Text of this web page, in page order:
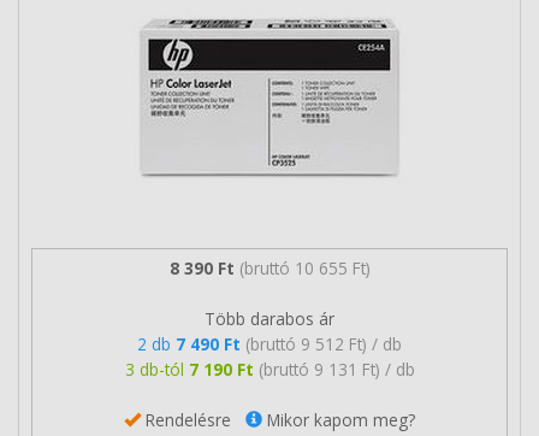
8 390 Ft (bruttó 10 655 Ft)
Több darabos ár
2 db 7 490 Ft (bruttó 9 512 Ft) / db
3 db-tól 7 190 Ft (bruttó 9 131 Ft) / db
Rendelésre Mikor kapom meg?